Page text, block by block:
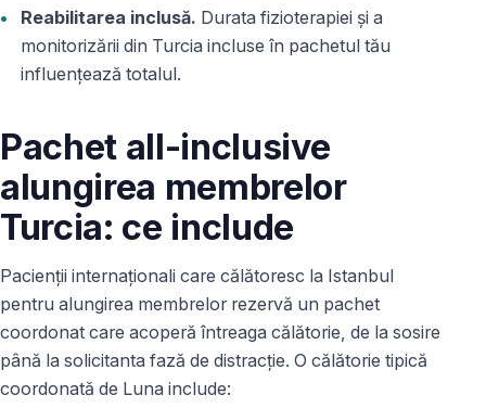
Reabilitarea inclusă. Durata fizioterapiei și a
monitorizării din Turcia incluse în pachetul tău
influențează totalul.
Pachet all-inclusive
alungirea membrelor
Turcia: ce include
Pacienții internaționali care călătoresc la Istanbul
pentru alungirea membrelor rezervă un pachet
coordonat care acoperă întreaga călătorie, de la sosire
până la solicitanta fază de distracție. O călătorie tipică
coordonată de Luna include: